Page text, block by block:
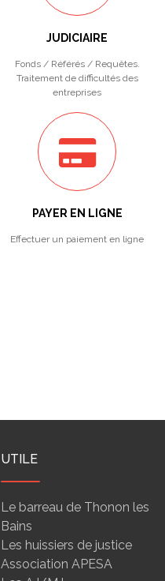
JUDICIAIRE
Fonds / Référés / Requêtes.
Traitement de difficultés des
entreprises
PAYER EN LIGNE
Effectuer un paiement en ligne
UTILE
Le barreau de Thonon les
Bains
Les huissiers de justice
Association APESA